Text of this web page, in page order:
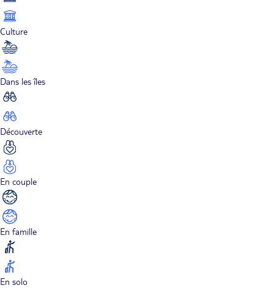
Culture
Dans les îles
Découverte
En couple
En famille
En solo